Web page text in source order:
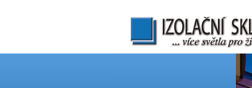
Izolační skla | výroba izolačních sklel